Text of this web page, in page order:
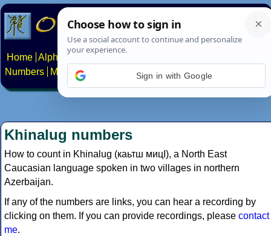
Home Alphabets Constructed scripts
Numbers
Multilingual Pages Search News About
Khinalug numbers
How to count in Khinalug (каьтш мицІ), a North East
Caucasian language spoken in two villages in northern
Azerbaijan.
If any of the numbers are links, you can hear a recording by
clicking on them. If you can provide recordings, please contact
me.
Sign in with Google